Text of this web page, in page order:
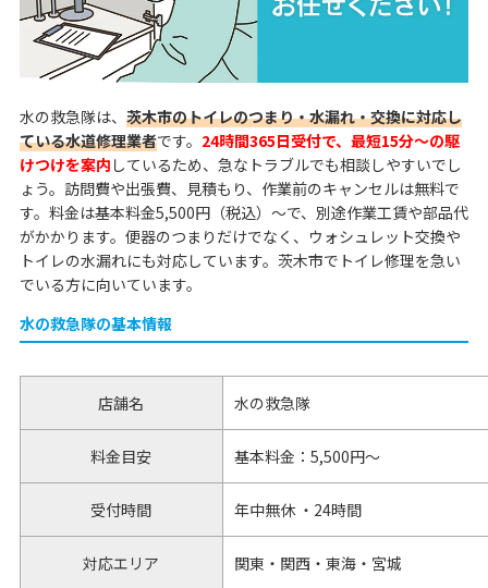
水の救急隊は、 茨木市のトイレのつまり・水漏れ・交換に対応し
ている水道修理業者です。 24時間365日受付で、最短15分～の駆
けつけを案内 しているため、急なトラブルでも相談しやすいでし
ょう。訪問費や出張費、見積もり、作業前のキャンセルは無料で
す。料金は基本料金5,500円（税込）～で、別途作業工賃や部品代
がかかります。便器のつまりだけでなく、ウォシュレット交換や
トイレの水漏れにも対応しています。茨木市でトイレ修理を急い
でいる方に向いています。
水の救急隊の基本情報
店舗名 水の救急隊
料金目安 基本料金：5,500円～
受付時間 年中無休 ・24時間
対応エリア 関東・関西・東海・宮城